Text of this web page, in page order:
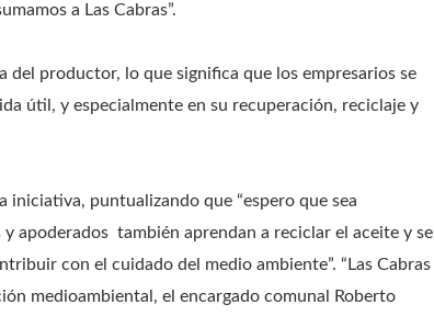
a Las Cabras”.
del productor, lo que significa que los empresarios se
útil, y especialmente en su recuperación, reciclaje y
iniciativa, puntualizando que “espero que sea
apoderados también aprendan a reciclar el aceite y se
con el cuidado del medio ambiente”. “Las Cabras
medioambiental, el encargado comunal Roberto